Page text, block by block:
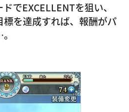
でEXCELLENTを狙い、
を達成すれば、報酬がパ